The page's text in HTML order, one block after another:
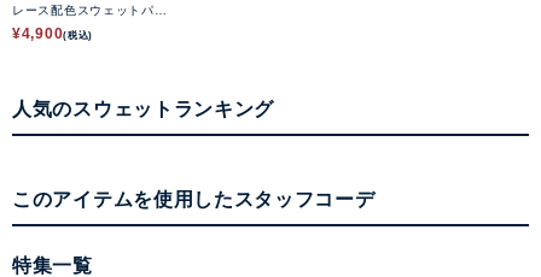
レース配色スウェットパー
カー
¥4,900(税込)
人気のスウェットランキング
このアイテムを使用したスタッフコーデ
特集一覧